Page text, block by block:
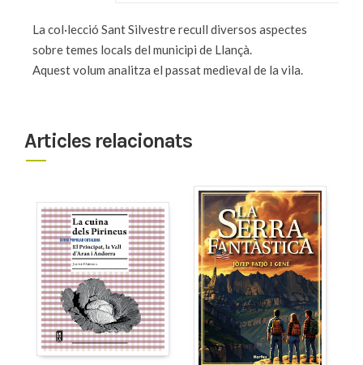
La col·lecció Sant Silvestre recull diversos aspectes
sobre temes locals del municipi de Llançà.
Aquest volum analitza el passat medieval de la vila.
Articles relacionats